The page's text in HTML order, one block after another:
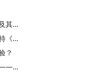
陶东风：新时期文学身体叙事的变迁及其文化意味
陶东风：无权者的抵抗艺术——斯科特《潜隐剧本》读后
？
陶东风：当代文学研究中的文化研究——以洪子诚为对象的考察